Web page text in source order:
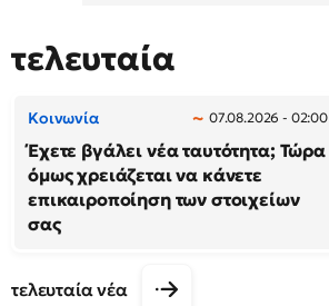
τελευταία
Κοινωνία 07.08.2026 - 02:00
Έχετε βγάλει νέα ταυτότητα; Τώρα
όμως χρειάζεται να κάνετε
επικαιροποίηση των στοιχείων
σας
τελευταία νέα